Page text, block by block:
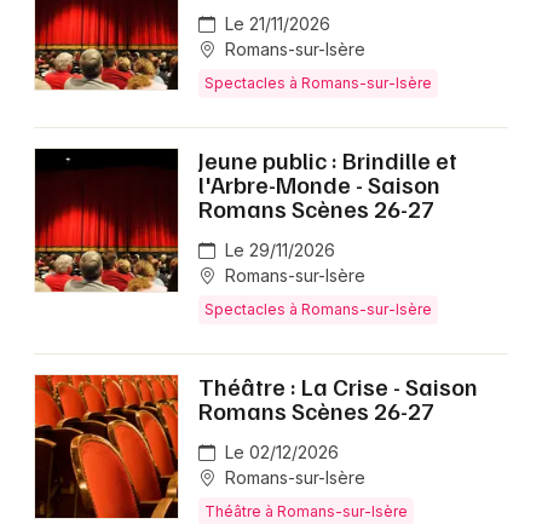
Le 21/11/2026
Romans-sur-Isère
Spectacles à Romans-sur-Isère
Jeune public : Brindille et
l'Arbre-Monde - Saison
Romans Scènes 26-27
Le 29/11/2026
Romans-sur-Isère
Spectacles à Romans-sur-Isère
Théâtre : La Crise - Saison
Romans Scènes 26-27
Le 02/12/2026
Romans-sur-Isère
Théâtre à Romans-sur-Isère